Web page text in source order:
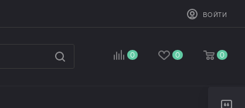
ВОЙТИ
0 0 0